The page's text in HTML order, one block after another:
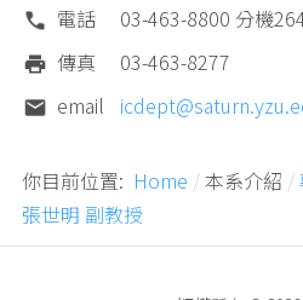
電話
03-463-8800 分機
傳真
03-463-8277
email
你目前位置: Home 本系介紹
張世明 副教授